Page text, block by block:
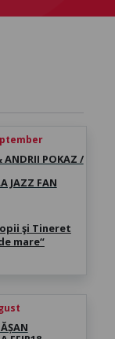
ANDRII POKAZ /
JAZZ FAN
şi Tineret
mare“